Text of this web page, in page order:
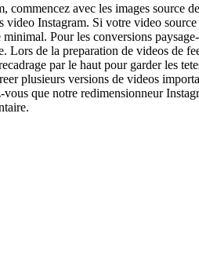
avec les images
Instagram. Si votre video
Pour les conversions
Lors de la preparation de videos
par le haut pour garder les
plusieurs versions de videos
que notre redimensionneur